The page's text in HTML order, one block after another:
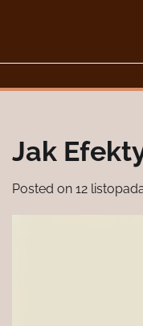
Jak
Posted on 12